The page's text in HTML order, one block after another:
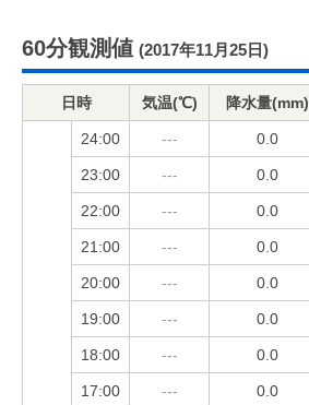
60分観測値 (2017年11月25日)
日時 気温(℃) 降水量(mm)
24:00 --- 0.0
23:00 --- 0.0
22:00 --- 0.0
21:00 --- 0.0
20:00 --- 0.0
19:00 --- 0.0
18:00 --- 0.0
17:00 --- 0.0